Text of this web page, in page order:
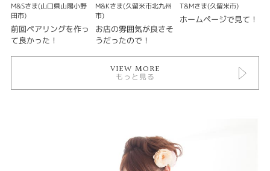
M&Sさま(山口県山陽小野
田市)
前回ペアリングを作っ
て良かった！
M&Kさま(久留米市北九州
市)
お店の雰囲気が良さそ
うだったので！
T&Mさま(久留米市)
ホームページで見て！
VIEW MORE
もっと見る